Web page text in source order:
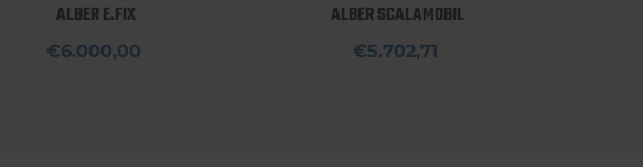
ALBER E.FIX
€6.000,00
ALBER SCALAMOBIL
€5.702,71